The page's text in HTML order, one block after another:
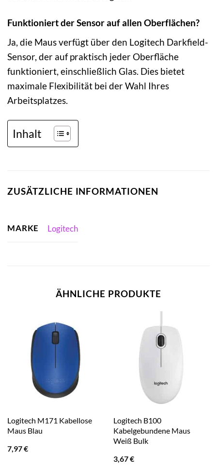
Funktioniert der Sensor auf allen Oberflächen?
Ja, die Maus verfügt über den Logitech Darkfield-
Sensor, der auf praktisch jeder Oberfläche
funktioniert, einschließlich Glas. Dies bietet
maximale Flexibilität bei der Wahl Ihres
Arbeitsplatzes.
Inhalt
ZUSÄTZLICHE INFORMATIONEN
MARKE Logitech
ÄHNLICHE PRODUKTE
Logitech M171 Kabellose
Maus Blau
7,97€
Logitech B100
Kabelgebundene Maus
Weiß Bulk
3,67€